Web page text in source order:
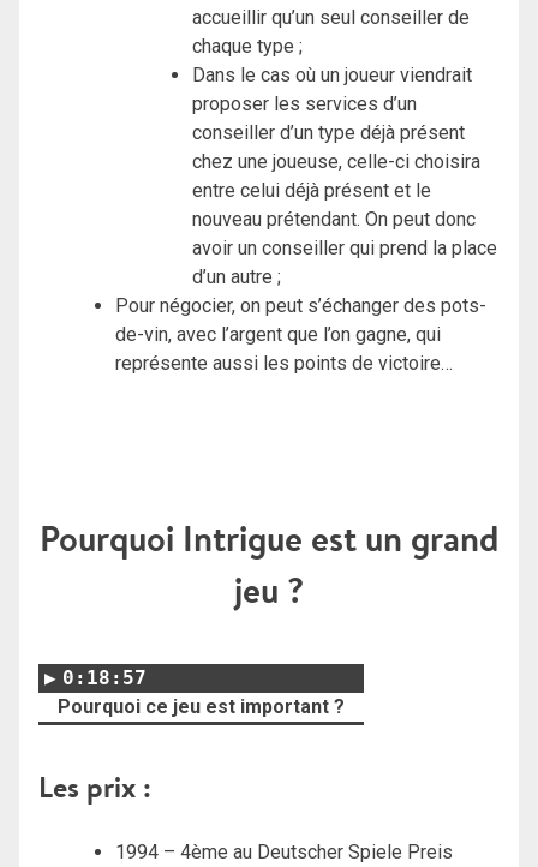
accueillir qu’un seul conseiller de
chaque type ;
Dans le cas où un joueur viendrait
proposer les services d’un
conseiller d’un type déjà présent
chez une joueuse, celle-ci choisira
entre celui déjà présent et le
nouveau prétendant. On peut donc
avoir un conseiller qui prend la place
d’un autre ;
Pour négocier, on peut s’échanger des pots-
de-vin, avec l’argent que l’on gagne, qui
représente aussi les points de victoire…
Pourquoi Intrigue est un grand
jeu ?
0:18:57
Pourquoi ce jeu est important ?
Les prix :
1994 – 4ème au Deutscher Spiele Preis